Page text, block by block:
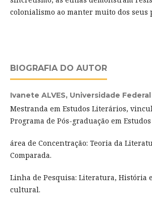
colonialismo ao manter muito dos seus
BIOGRAFIA DO AUTOR
Ivanete ALVES, Universidade
Mestranda em Estudos Literários,
Programa de Pós-graduação em
área de Concentração: Teoria da
Comparada.
Linha de Pesquisa: Literatura, História
cultural.